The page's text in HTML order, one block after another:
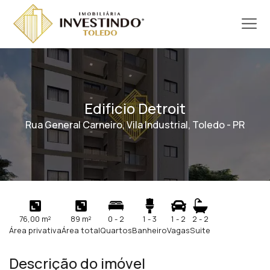
Edificio Detroit
Rua General Carneiro, Vila Industrial, Toledo - PR
76,00 m²
Área privativa
89 m²
Área total
0 - 2
Quartos
1 - 3
Banheiro
1 - 2
Vagas
2 - 2
Suite
Descrição do imóvel